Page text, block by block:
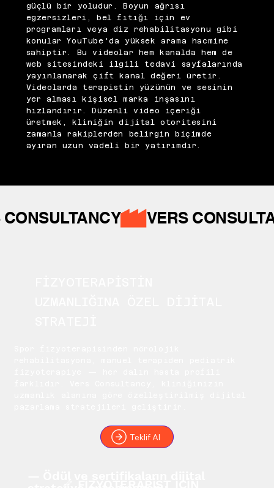
güçlü bir yoludur. Boyun ağrısı
egzersizleri, bel fıtığı için ev
programları veya diz rehabilitasyonu gibi
konular YouTube'da yüksek arama hacmine
sahiptir. Bu videolar hem kanalda hem de
web sitesindeki ilgili tedavi sayfalarında
yayınlanarak çift kanal değeri üretir.
Videolarda terapistin yüzünün ve sesinin
yer alması kişisel marka inşasını
hızlandırır. Düzenli video içeriği
üretmek, kliniğin dijital otoritesini
zamanla rakiplerden belirgin biçimde
ayıran uzun vadeli bir yatırımdır.
CONSULTANCY
Teklif Al